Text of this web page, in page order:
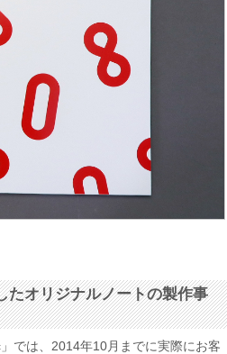
たオリジナルノートの製作事
では、2014年10月までに実際にお客